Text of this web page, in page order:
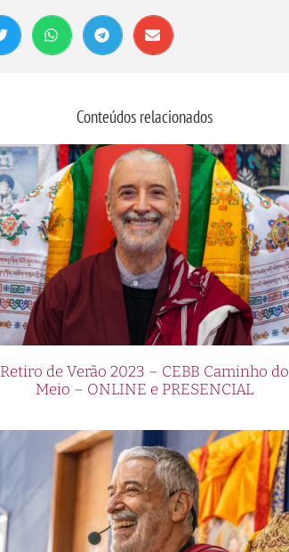
Conteúdos relacionados
Retiro de Verão 2023 – CEBB Caminho do
Meio – ONLINE e PRESENCIAL